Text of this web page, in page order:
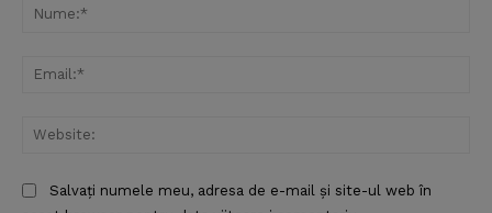
Salvați numele meu, adresa de e-mail și site-ul web în